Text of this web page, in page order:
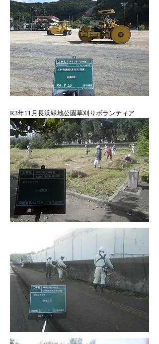
​R3年11月長浜緑地公園草刈りボランティア